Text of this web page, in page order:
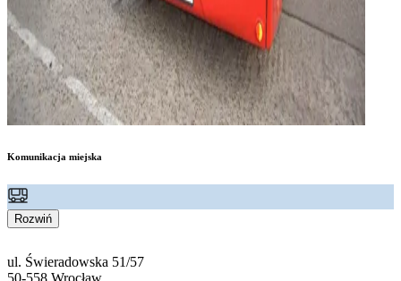
Komunikacja miejska
Rozwiń
ul. Świeradowska 51/57
50-558 Wrocław